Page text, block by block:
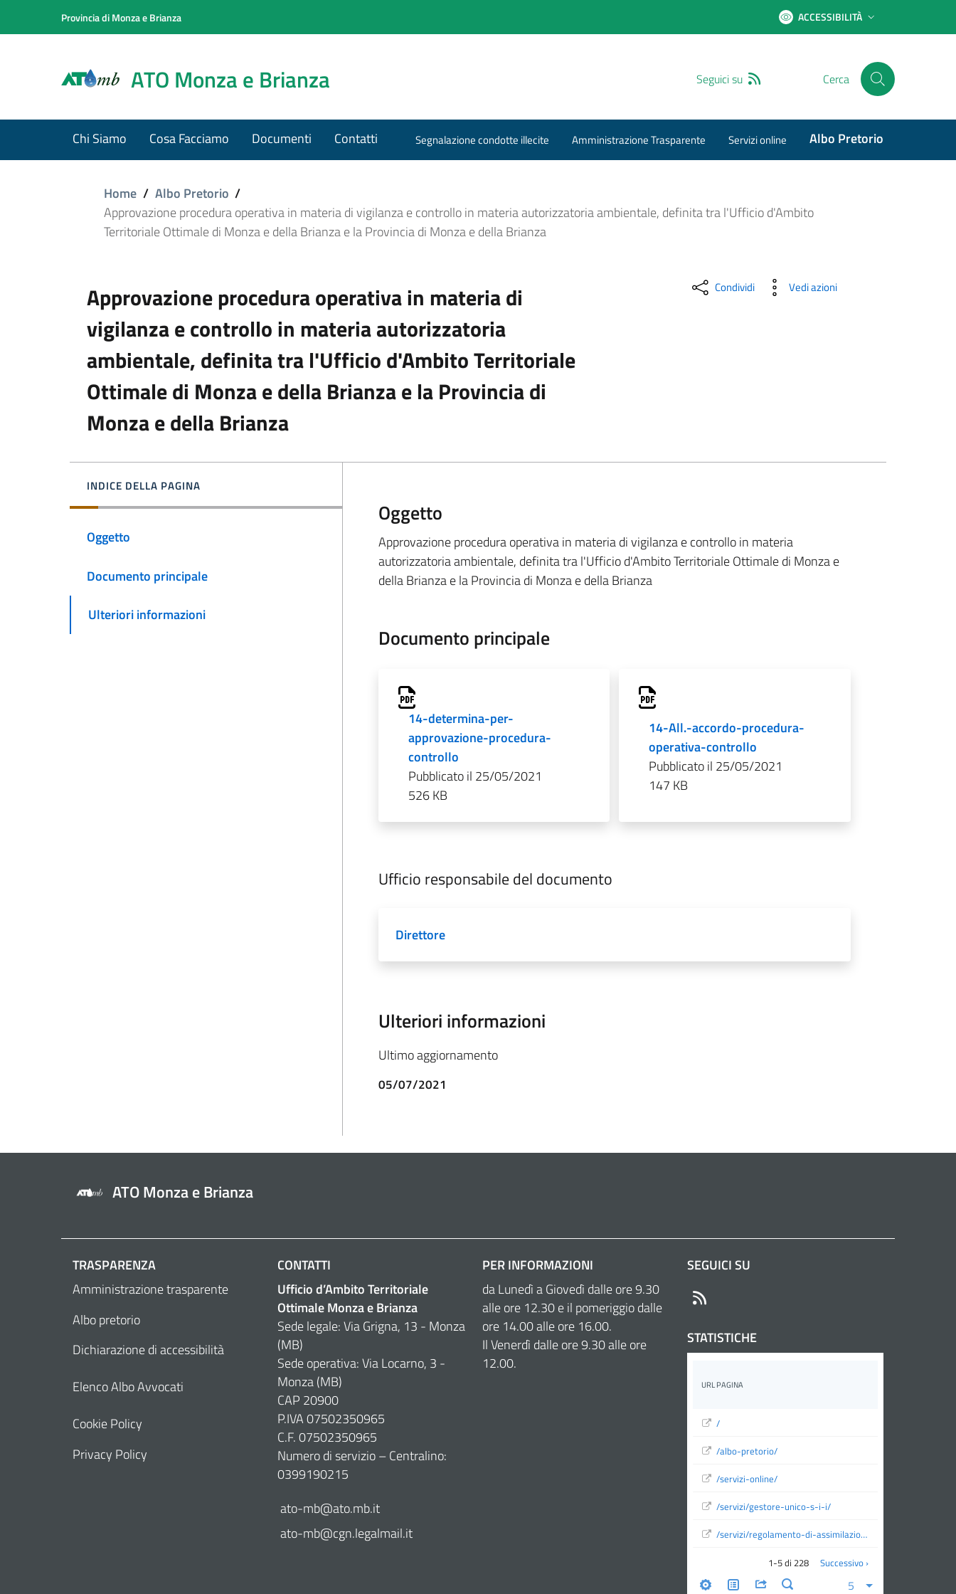
Provincia di Monza e Brianza ACCESSIBILITÀ
ATO Monza e Brianza Seguici su Cerca
Chi Siamo Cosa Facciamo Documenti Contatti Segnalazione condotte illecite Amministrazione Trasparente Servizi online Albo Pretorio
Home / Albo Pretorio /
Approvazione procedura operativa in materia di vigilanza e controllo in materia autorizzatoria ambientale, definita tra l'Ufficio d'Ambito
Territoriale Ottimale di Monza e della Brianza e la Provincia di Monza e della Brianza
Approvazione procedura operativa in materia di
vigilanza e controllo in materia autorizzatoria
ambientale, definita tra l'Ufficio d'Ambito Territoriale
Ottimale di Monza e della Brianza e la Provincia di
Monza e della Brianza
Condividi Vedi azioni
INDICE DELLA PAGINA
Oggetto
Documento principale
Ulteriori informazioni
Oggetto
Approvazione procedura operativa in materia di vigilanza e controllo in materia
autorizzatoria ambientale, definita tra l'Ufficio d'Ambito Territoriale Ottimale di Monza e
della Brianza e la Provincia di Monza e della Brianza
Documento principale
14-determina-per-
approvazione-procedura-
controllo
Pubblicato il 25/05/2021
526 KB
14-All.-accordo-procedura-
operativa-controllo
Pubblicato il 25/05/2021
147 KB
Ufficio responsabile del documento
Direttore
Ulteriori informazioni
Ultimo aggiornamento
05/07/2021
ATO Monza e Brianza
TRASPARENZA
Amministrazione trasparente
Albo pretorio
Dichiarazione di accessibilità
Elenco Albo Avvocati
Cookie Policy
Privacy Policy
CONTATTI
Ufficio d’Ambito Territoriale
Ottimale Monza e Brianza
Sede legale: Via Grigna, 13 - Monza
(MB)
Sede operativa: Via Locarno, 3 -
Monza (MB)
CAP 20900
P.IVA 07502350965
C.F. 07502350965
Numero di servizio – Centralino:
0399190215
ato-mb@ato.mb.it
ato-mb@cgn.legalmail.it
PER INFORMAZIONI
da Lunedì a Giovedì dalle ore 9.30
alle ore 12.30 e il pomeriggio dalle
ore 14.00 alle ore 16.00.
Il Venerdì dalle ore 9.30 alle ore
12.00.
SEGUICI SU
STATISTICHE